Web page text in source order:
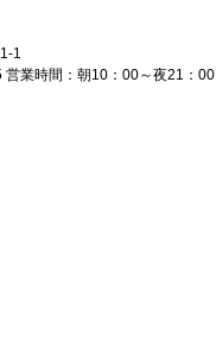
1
業時間：朝10：00～夜21：00